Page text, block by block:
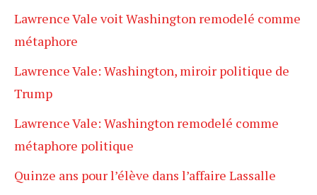
Lawrence Vale voit Washington remodelé comme
métaphore
Lawrence Vale: Washington, miroir politique de
Trump
Lawrence Vale: Washington remodelé comme
métaphore politique
Quinze ans pour l’élève dans l’affaire Lassalle